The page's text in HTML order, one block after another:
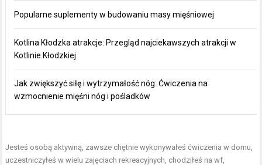
Popularne suplementy w budowaniu masy mięśniowej
Kotlina Kłodzka atrakcje: Przegląd najciekawszych atrakcji w
Kotlinie Kłodzkiej
Jak zwiększyć siłę i wytrzymałość nóg: Ćwiczenia na
wzmocnienie mięśni nóg i pośladków
Jesteś osobą aktywną, zawsze chętnie wykonywałeś ćwiczenia w domu,
uczestniczyłeś w wielu zajęciach rekreacyjnych, chodziłeś na wf,